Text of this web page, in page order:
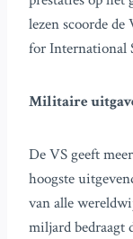
lezen scoorde
for International
Militaire
De VS geeft
hoogste
van alle
miljard bedraagt